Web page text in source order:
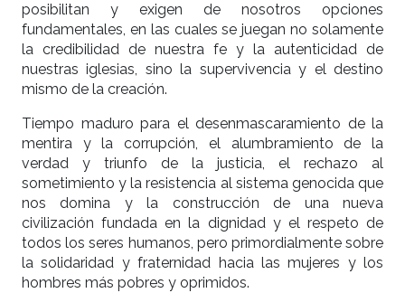
posibilitan y exigen de nosotros opciones
fundamentales, en las cuales se juegan no solamente
la credibilidad de nuestra fe y la autenticidad de
nuestras iglesias, sino la supervivencia y el destino
mismo de la creación.
Tiempo maduro para el desenmascaramiento de la
mentira y la corrupción, el alumbramiento de la
verdad y triunfo de la justicia, el rechazo al
sometimiento y la resistencia al sistema genocida que
nos domina y la construcción de una nueva
civilización fundada en la dignidad y el respeto de
todos los seres humanos, pero primordialmente sobre
la solidaridad y fraternidad hacia las mujeres y los
hombres más pobres y oprimidos.